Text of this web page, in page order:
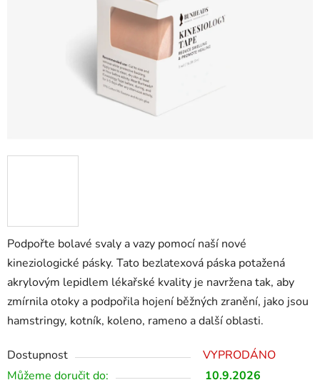
Podpořte bolavé svaly a vazy pomocí naší nové
kineziologické pásky. Tato bezlatexová páska potažená
akrylovým lepidlem lékařské kvality je navržena tak, aby
zmírnila otoky a podpořila hojení běžných zranění, jako jsou
hamstringy, kotník, koleno, rameno a další oblasti.
Dostupnost
VYPRODÁNO
Můžeme doručit do:
10.9.2026